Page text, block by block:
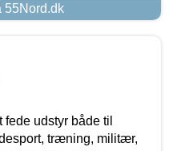
55Nord.dk
udstyr både til
træning, militær,